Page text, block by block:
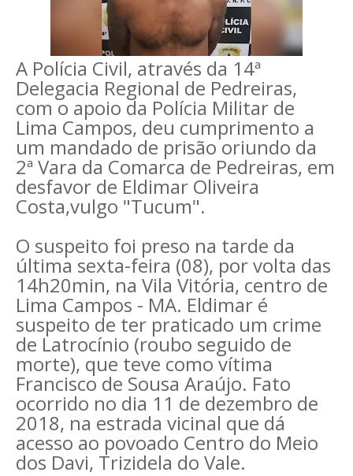
A Polícia Civil, através da 14ª
Delegacia Regional de Pedreiras,
com o apoio da Polícia Militar de
Lima Campos, deu cumprimento a
um mandado de prisão oriundo da
2ª Vara da Comarca de Pedreiras, em
desfavor de Eldimar Oliveira
Costa,vulgo "Tucum".
O suspeito foi preso na tarde da
última sexta-feira (08), por volta das
14h20min, na Vila Vitória, centro de
Lima Campos - MA. Eldimar é
suspeito de ter praticado um crime
de Latrocínio (roubo seguido de
morte), que teve como vítima
Francisco de Sousa Araújo. Fato
ocorrido no dia 11 de dezembro de
2018, na estrada vicinal que dá
acesso ao povoado Centro do Meio
dos Davi, Trizidela do Vale.